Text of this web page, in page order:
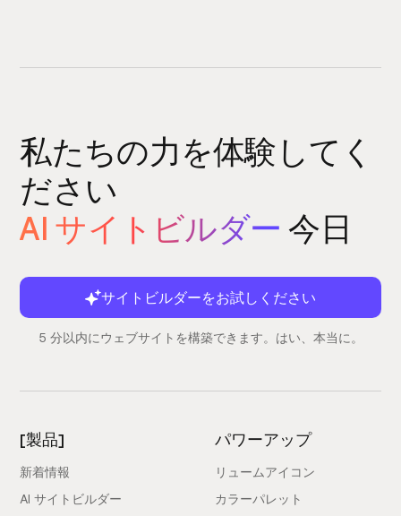
私たちの力を体験してく
ださい
AI サイトビルダー 今日
サイトビルダーをお試しください
5 分以内にウェブサイトを構築できます。はい、本当に。
[製品]
新着情報
AI サイトビルダー
パワーアップ
リュームアイコン
カラーパレット